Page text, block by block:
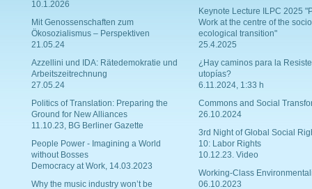
10.1.2026
Mit Genossenschaften zum
Ökosozialismus – Perspektiven
21.05.24
Azzellini und IDA: Rätedemokratie und
Arbeitszeitrechnung
27.05.24
Politics of Translation: Preparing the
Ground for New Alliances
11.10.23, BG Berliner Gazette
People Power - Imagining a World
without Bosses
Democracy at Work, 14.03.2023
Why the music industry won’t be
Keynote Lecture ILPC 2025
Work at the centre of the
ecological transition"
25.4.2025
¿Hay caminos para la
utopías?
6.11.2024, 1:33 h
Commons and Social
26.10.2024
3rd Night of Global Social
10: Labor Rights
10.12.23. Video
Working-Class
06.10.2023